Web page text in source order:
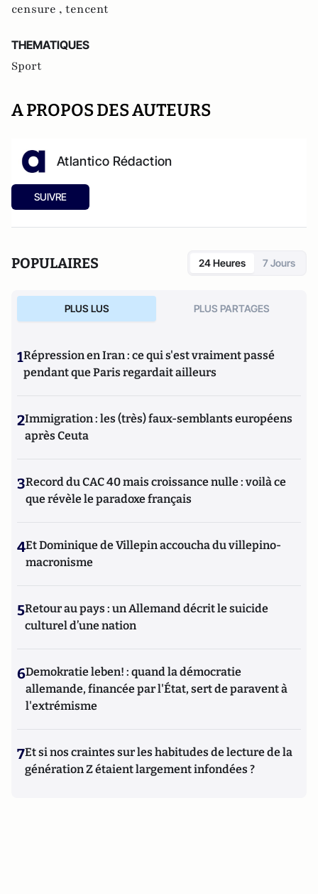
censure , tencent
THEMATIQUES
Sport
A PROPOS DES AUTEURS
Atlantico Rédaction
SUIVRE
POPULAIRES 24 Heures 7 Jours
PLUS LUS PLUS PARTAGES
1Répression en Iran : ce qui s'est vraiment passé
pendant que Paris regardait ailleurs
2Immigration : les (très) faux-semblants européens
après Ceuta
3Record du CAC 40 mais croissance nulle : voilà ce
que révèle le paradoxe français
4Et Dominique de Villepin accoucha du villepino-
macronisme
5Retour au pays : un Allemand décrit le suicide
culturel d’une nation
6Demokratie leben! : quand la démocratie
allemande, financée par l'État, sert de paravent à
l'extrémisme
7Et si nos craintes sur les habitudes de lecture de la
génération Z étaient largement infondées ?